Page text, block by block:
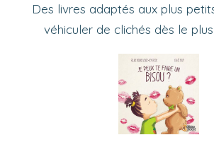
Des livres adaptés aux plus
véhiculer de clichés dès le